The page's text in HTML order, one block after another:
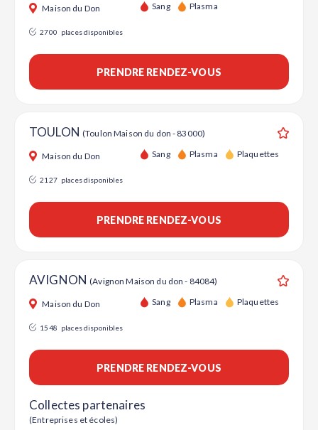
Maison du Don Sang Plasma
2700 places disponibles
PRENDRE RENDEZ-VOUS
TOULON (Toulon Maison du don - 83000)
Maison du Don Sang Plasma Plaquettes
2127 places disponibles
PRENDRE RENDEZ-VOUS
AVIGNON(Avignon Maison du don - 84084)
Maison du Don Sang Plasma Plaquettes
1548 places disponibles
PRENDRE RENDEZ-VOUS
Collectes partenaires
(Entreprises et écoles)